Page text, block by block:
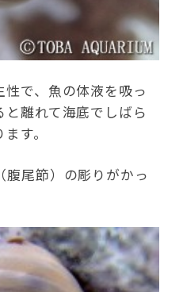
で、魚の体液を吸っ
離れて海底でしばら
す。
腹尾節）の彫りがかっ